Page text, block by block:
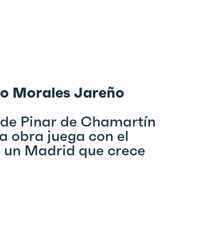
Morales Jareño
Pinar de Chamartín
obra juega con el
Madrid que crece